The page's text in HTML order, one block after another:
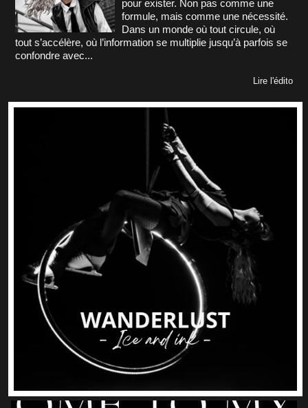
pour exister. Non pas comme une
formule, mais comme une nécessité.
Dans un monde où tout circule, où
tout s’accélère, où l’information se multiplie jusqu’à parfois se
confondre avec...
Lire l'édito